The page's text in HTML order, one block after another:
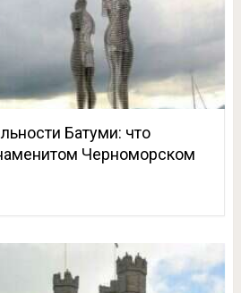
Батуми: что
Черноморском